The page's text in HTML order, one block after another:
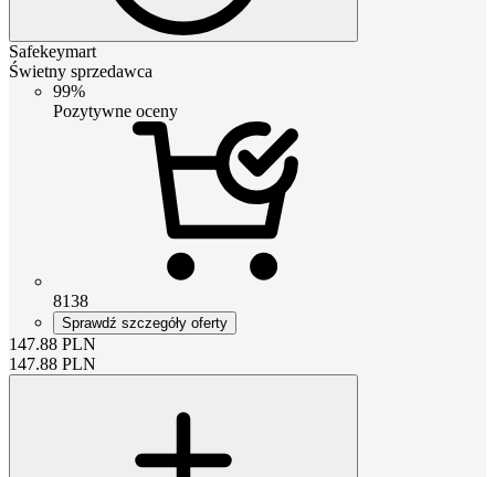
Safekeymart
Świetny sprzedawca
99%
Pozytywne oceny
8138
Sprawdź szczegóły oferty
147.88 PLN
147.88 PLN